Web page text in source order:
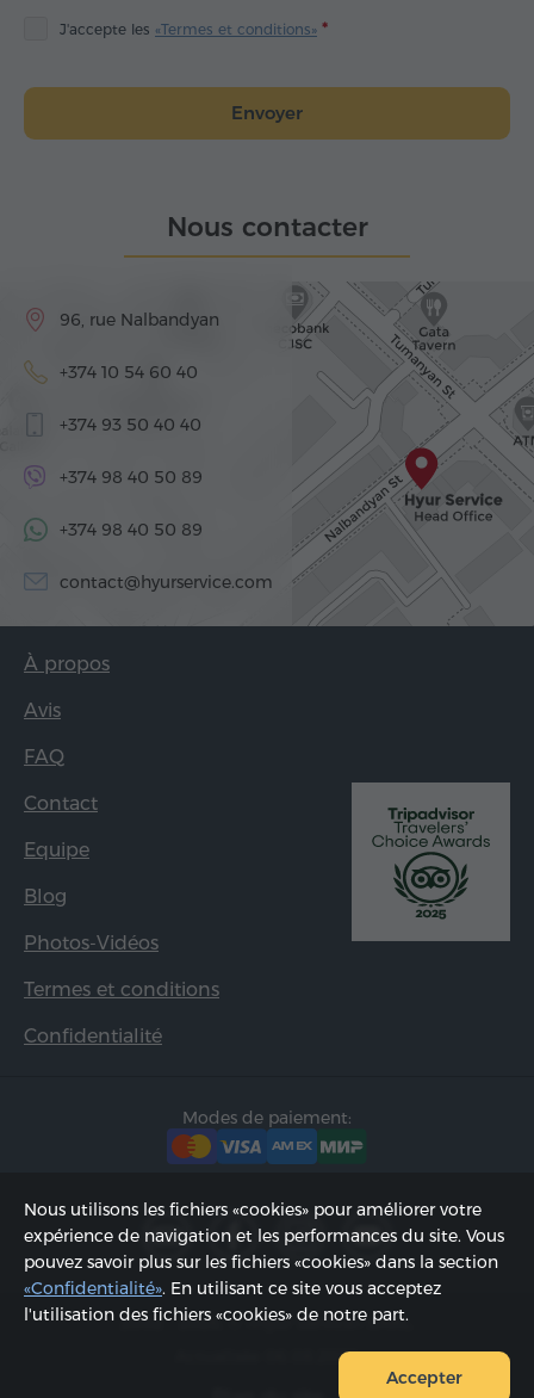
J'accepte les «Termes et conditions»
Envoyer
Nous contacter
96, rue Nalbandyan
+374 10 54 60 40
+374 93 50 40 40
+374 98 40 50 89
+374 98 40 50 89
contact@hyurservice.com
À propos
Avis
FAQ
Contact
Equipe
Blog
Photos-Vidéos
Termes et conditions
Confidentialité
Modes de paiement:
2002 - 2026, © «Hyur Service» SARL;
Actualisée 06.08.2026
Nous utilisons les fichiers «cookies» pour améliorer votre
expérience de navigation et les performances du site. Vous
pouvez savoir plus sur les fichiers «cookies» dans la section
«Confidentialité». En utilisant ce site vous acceptez
l'utilisation des fichiers «cookies» de notre part.
Accepter